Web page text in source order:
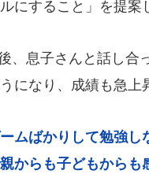
にすること」を提案
、息子さんと話し合
になり、成績も急上
ームばかりして勉強
からも子どもから